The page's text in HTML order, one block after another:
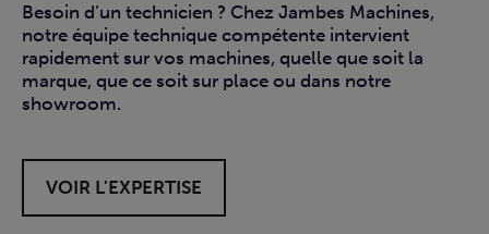
Besoin d’un technicien ? Chez Jambes Machines,
notre équipe technique compétente intervient
rapidement sur vos machines, quelle que soit la
marque, que ce soit sur place ou dans notre
showroom.
VOIR L'EXPERTISE